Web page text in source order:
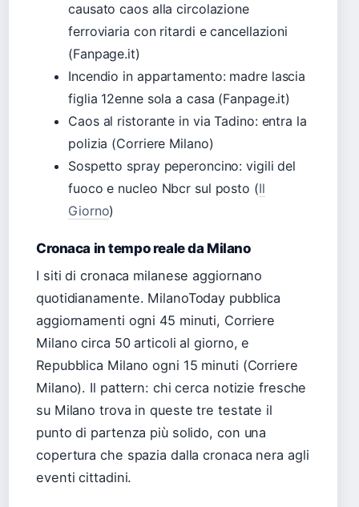
causato caos alla circolazione
ferroviaria con ritardi e cancellazioni
(Fanpage.it)
Incendio in appartamento: madre lascia
figlia 12enne sola a casa (Fanpage.it)
Caos al ristorante in via Tadino: entra la
polizia (Corriere Milano)
Sospetto spray peperoncino: vigili del
fuoco e nucleo Nbcr sul posto (Il
Giorno)
Cronaca in tempo reale da Milano
I siti di cronaca milanese aggiornano
quotidianamente. MilanoToday pubblica
aggiornamenti ogni 45 minuti, Corriere
Milano circa 50 articoli al giorno, e
Repubblica Milano ogni 15 minuti (Corriere
Milano). Il pattern: chi cerca notizie fresche
su Milano trova in queste tre testate il
punto di partenza più solido, con una
copertura che spazia dalla cronaca nera agli
eventi cittadini.